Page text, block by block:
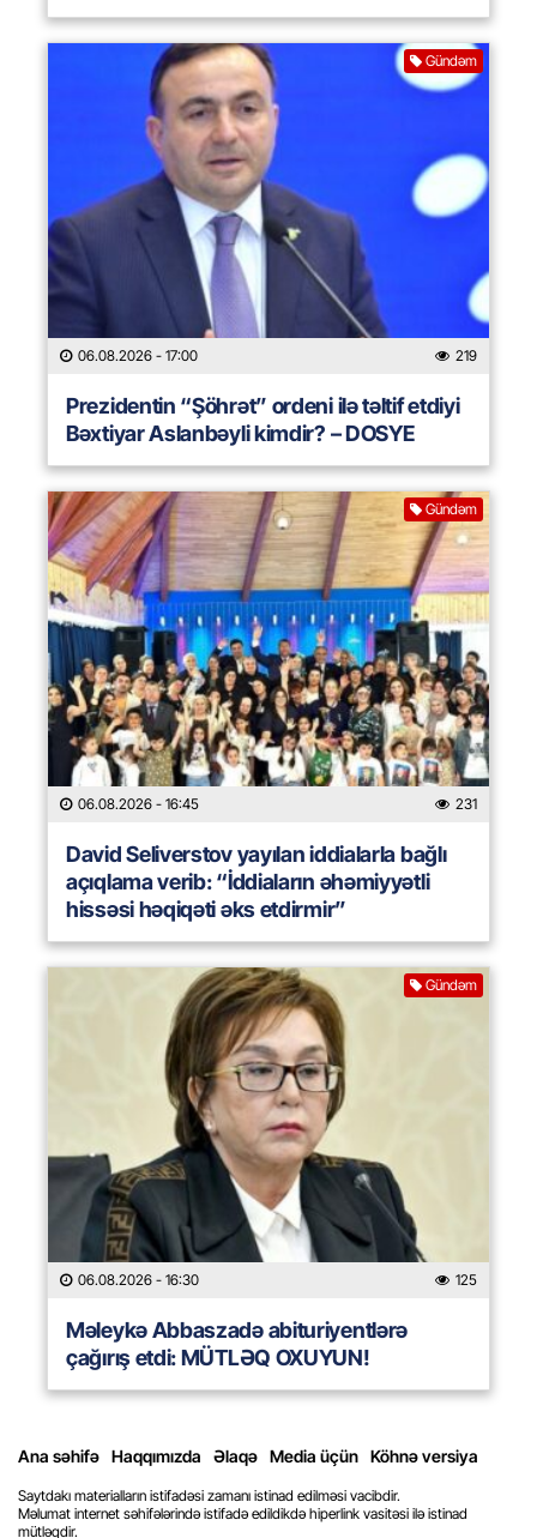
Gündəm
06.08.2026 - 17:00 219
Prezidentin “Şöhrət” ordeni ilə təltif etdiyi
Bəxtiyar Aslanbəyli kimdir? – DOSYE
Gündəm
06.08.2026 - 16:45 231
David Seliverstov yayılan iddialarla bağlı
açıqlama verib: “İddiaların əhəmiyyətli
hissəsi həqiqəti əks etdirmir”
Gündəm
06.08.2026 - 16:30 125
Məleykə Abbaszadə abituriyentlərə
çağırış etdi: MÜTLƏQ OXUYUN!
Ana səhifə Haqqımızda Əlaqə Media üçün Köhnə versiya
Saytdakı materialların istifadəsi zamanı istinad edilməsi vacibdir.
Məlumat internet səhifələrində istifadə edildikdə hiperlink vasitəsi ilə istinad
mütləqdir.